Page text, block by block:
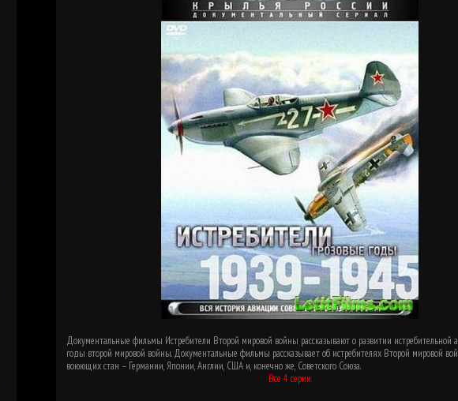
Документальные фильмы Истребители Второй мировой войны рассказывают о развитии истребительной
годы второй мировой войны. Документальные фильмы рассказывает об истребителях Второй мировой
воюющих стан – Германии, Японии, Англии, США и, конечно же, Советского Союза.
Все 4 серии